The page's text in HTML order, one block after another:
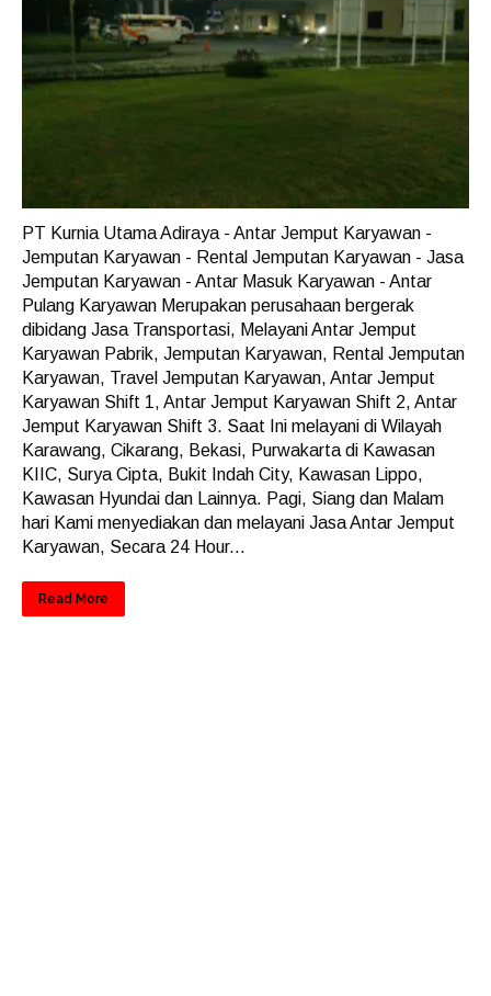
PT Kurnia Utama Adiraya - Antar Jemput Karyawan -
Jemputan Karyawan - Rental Jemputan Karyawan - Jasa
Jemputan Karyawan - Antar Masuk Karyawan - Antar
Pulang Karyawan Merupakan perusahaan bergerak
dibidang Jasa Transportasi, Melayani Antar Jemput
Karyawan Pabrik, Jemputan Karyawan, Rental Jemputan
Karyawan, Travel Jemputan Karyawan, Antar Jemput
Karyawan Shift 1, Antar Jemput Karyawan Shift 2, Antar
Jemput Karyawan Shift 3. Saat Ini melayani di Wilayah
Karawang, Cikarang, Bekasi, Purwakarta di Kawasan
KIIC, Surya Cipta, Bukit Indah City, Kawasan Lippo,
Kawasan Hyundai dan Lainnya. Pagi, Siang dan Malam
hari Kami menyediakan dan melayani Jasa Antar Jemput
Karyawan, Secara 24 Hour...
Read More